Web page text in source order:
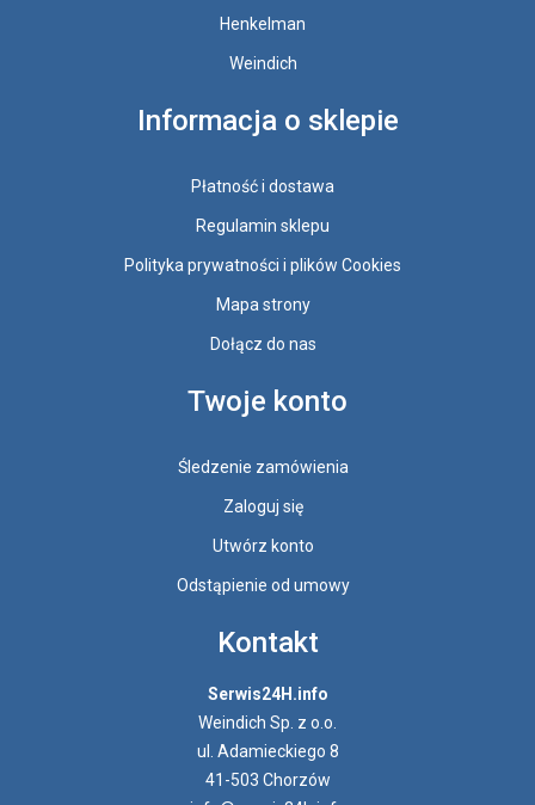
Henkelman
Weindich
Informacja o sklepie
Płatność i dostawa
Regulamin sklepu
Polityka prywatności i plików Cookies
Mapa strony
Dołącz do nas
Twoje konto
Śledzenie zamówienia
Zaloguj się
Utwórz konto
Odstąpienie od umowy
Kontakt
Serwis24H.info
Weindich Sp. z o.o.
ul. Adamieckiego 8
41-503 Chorzów